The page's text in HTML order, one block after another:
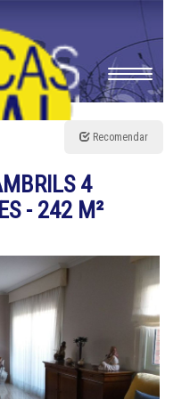
Toggle
navigation
Recomendar
4
- 242 M²